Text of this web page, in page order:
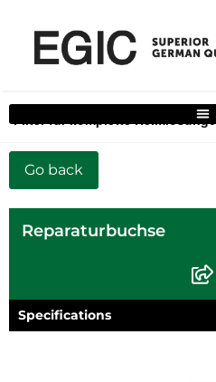
Filter für komplette Heimlösungen
Reparaturbuchse
Specifications